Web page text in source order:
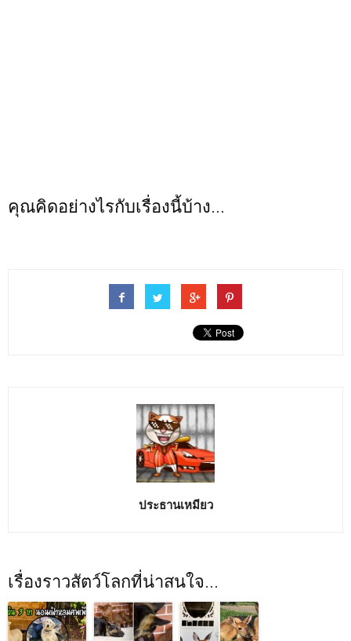
คุณคิดอย่างไรกับเรื่องนี้บ้าง...
ประธานเหมียว
เรื่องราวสัตว์โลกที่น่าสนใจ...